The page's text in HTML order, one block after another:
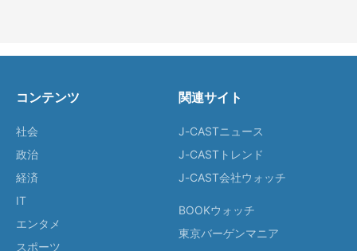
コンテンツ
社会
政治
経済
IT
エンタメ
スポーツ
関連サイト
J-CASTニュース
J-CASTトレンド
J-CAST会社ウォッチ
BOOKウォッチ
東京バーゲンマニア